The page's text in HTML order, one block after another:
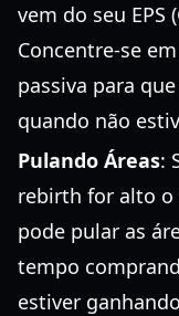
vem do seu EPS
Concentre-se
passiva para
quando não
Pulando Áreas:
rebirth for alto o
pode pular as
tempo
estiver